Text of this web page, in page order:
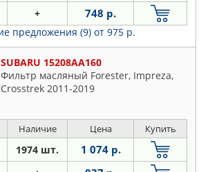
+ 748 р.
предложения (9) от 975 р.
SUBARU 15208AA160
Фильтр масляный Forester, Impreza,
Crosstrek 2011-2019
Наличие Цена Купить
1974 шт. 1 074 р.